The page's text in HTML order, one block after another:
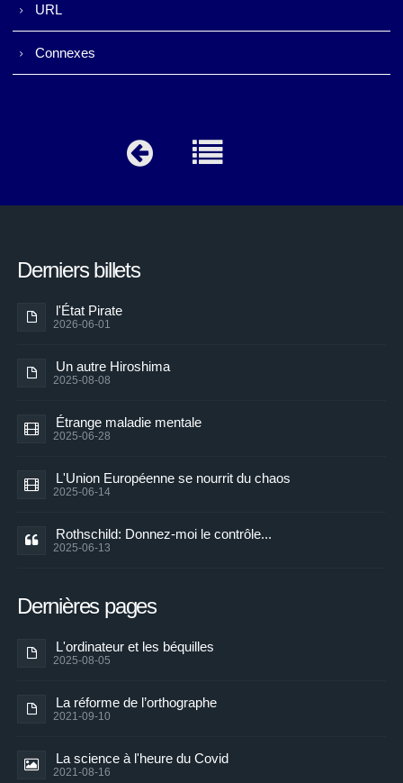
URL
Connexes
Derniers billets
l'État Pirate
2026-06-01
Un autre Hiroshima
2025-08-08
Étrange maladie mentale
2025-06-28
L'Union Européenne se nourrit du chaos
2025-06-14
Rothschild: Donnez-moi le contrôle...
2025-06-13
Dernières pages
L'ordinateur et les béquilles
2025-08-05
La réforme de l’orthographe
2021-09-10
La science à l'heure du Covid
2021-08-16